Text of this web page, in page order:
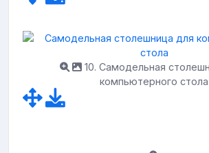
10. Самодельная
компьютерного стола